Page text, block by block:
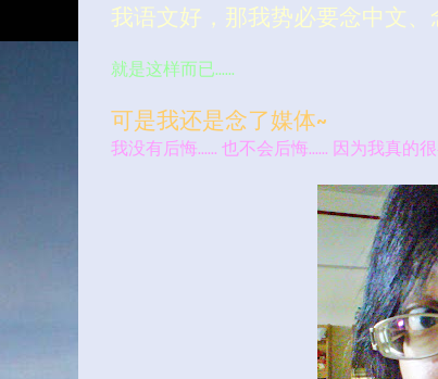
我语文好，那我势必要念中文
就是这样而已……
可是我还是念了媒体~
我没有后悔…… 也不会后悔…… 因为我真的